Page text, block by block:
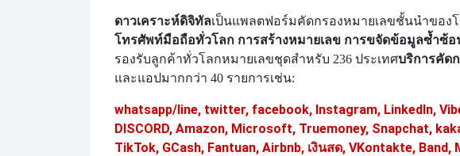
ดาวเคราะห์ดิจิทัลเป็นแพลตฟอร์มคัดกรองหมายเลขชั้นนำของ
โทรศัพท์มือถือทั่วโลก การสร้างหมายเลข การขจัดข้อมูลซ้ำซ้อ
รองรับลูกค้าทั่วโลกหมายเลขชุดสำหรับ 236 ประเทศบริการคัด
และแอปมากกว่า 40 รายการเช่น:
whatsapp/line, twitter, facebook, Instagram, LinkedIn,
DISCORD, Amazon, Microsoft, Truemoney, Snapchat,
TikTok, GCash, Fantuan, Airbnb, เงินสด, VKontakte, Band,